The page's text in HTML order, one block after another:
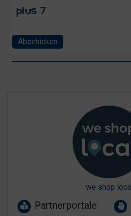
Abschicken
we shop local
Partnerportale